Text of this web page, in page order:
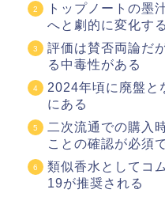
トップノートの墨
へと劇的に変化する
評価は賛否両論だ
る中毒性がある
2024年頃に廃盤と
にある
二次流通での購入
ことの確認が必須
類似香水としてコ
19が推奨される